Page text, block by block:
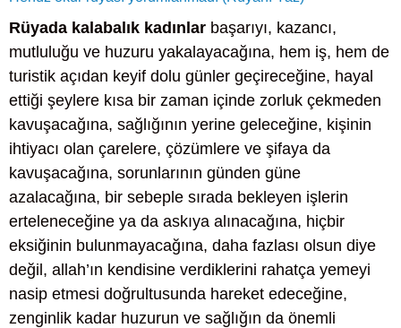
Rüyada kalabalık kadınlar başarıyı, kazancı,
mutluluğu ve huzuru yakalayacağına, hem iş, hem de
turistik açıdan keyif dolu günler geçireceğine, hayal
ettiği şeylere kısa bir zaman içinde zorluk çekmeden
kavuşacağına, sağlığının yerine geleceğine, kişinin
ihtiyacı olan çarelere, çözümlere ve şifaya da
kavuşacağına, sorunlarının günden güne
azalacağına, bir sebeple sırada bekleyen işlerin
erteleneceğine ya da askıya alınacağına, hiçbir
eksiğinin bulunmayacağına, daha fazlası olsun diye
değil, allah’ın kendisine verdiklerini rahatça yemeyi
nasip etmesi doğrultusunda hareket edeceğine,
zenginlik kadar huzurun ve sağlığın da önemli